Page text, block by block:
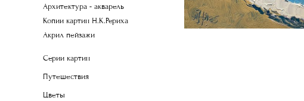
Архитектура - акварель
Копии картин Н.К.Рериха
Акрил пейзажи
Серии картин
Путешествия
Цветы